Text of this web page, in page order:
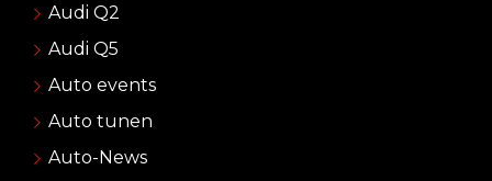
Audi Q2
Audi Q5
Auto events
Auto tunen
Auto-News